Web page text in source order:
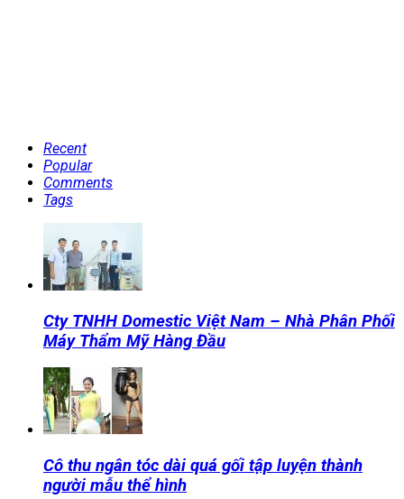
Recent
Popular
Comments
Tags
Cty TNHH Domestic Việt Nam – Nhà Phân Phối
Máy Thẩm Mỹ Hàng Đầu
Cô thu ngân tóc dài quá gối tập luyện thành
người mẫu thể hình